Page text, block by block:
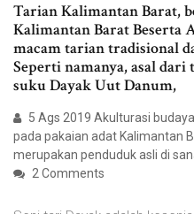
Tarian Kalimantan Barat,
Kalimantan Barat Beserta
macam tarian tradisional
Seperti namanya, asal
suku Dayak Uut Danum,
5 Ags 2019 Akulturasi
pada pakaian adat Kalimantan
merupakan penduduk asli di
2 Comments